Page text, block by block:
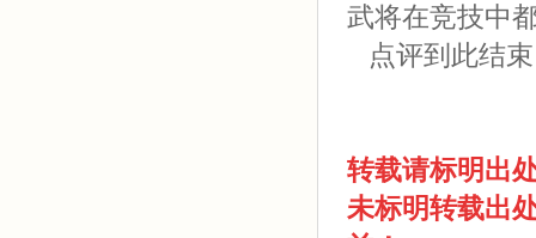
武将在竞技中
点评到此结束
转载请标明出
未标明转载出